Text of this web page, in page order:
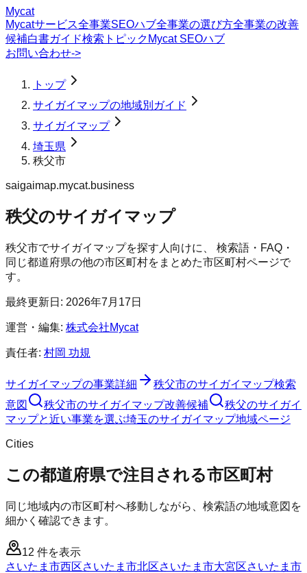
Mycat
Mycatサービス全事業SEOハブ全事業の選び方全事業の改善
候補白書ガイド検索トピック Mycat SEOハブ
お問い合わせ->
トップ
サイガイマップの地域別ガイド
サイガイマップ
埼玉県
秩父市
saigaimap.mycat.business
秩父のサイガイマップ
秩父市でサイガイマップを探す人向けに、 検索語・FAQ・
同じ都道府県の他の市区町村をまとめた市区町村ページで
す。
最終更新日: 2026年7月17日
運営・編集: 株式会社Mycat
責任者: 村岡 功規
サイガイマップの事業詳細 秩父市のサイガイマップ検索
意図
秩父市のサイガイマップ改善候補
秩父のサイガイ
マップと近い事業を選ぶ埼玉のサイガイマップ地域ページ
Cities
この都道府県で注目される市区町村
同じ地域内の市区町村へ移動しながら、検索語の地域意図を
細かく確認できます。
12 件を表示
さいたま市西区さいたま市北区さいたま市大宮区さいたま市